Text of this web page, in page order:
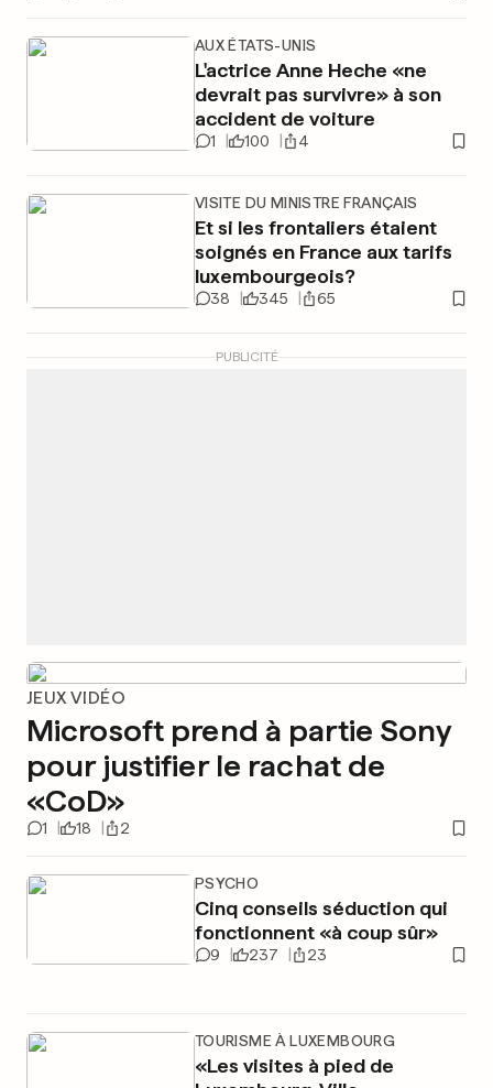
AUX ÉTATS-UNIS
L'actrice Anne Heche «ne
devrait pas survivre» à son
accident de voiture
1 100 4
VISITE DU MINISTRE FRANÇAIS
Et si les frontaliers étaient
soignés en France aux tarifs
luxembourgeois?
38 345 65
PUBLICITÉ
JEUX VIDÉO
Microsoft prend à partie Sony
pour justifier le rachat de
«CoD»
1 18 2
PSYCHO
Cinq conseils séduction qui
fonctionnent «à coup sûr»
9 237 23
TOURISME À LUXEMBOURG
«Les visites à pied de